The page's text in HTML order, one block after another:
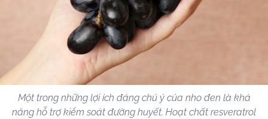
Một trong những lợi ích đáng chú ý của nho đen là khả
năng hỗ trợ kiểm soát đường huyết. Hoạt chất resveratrol